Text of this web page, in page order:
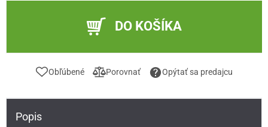
DO KOŠÍKA
Obľúbené Porovnať Opýtať sa predajcu
Popis